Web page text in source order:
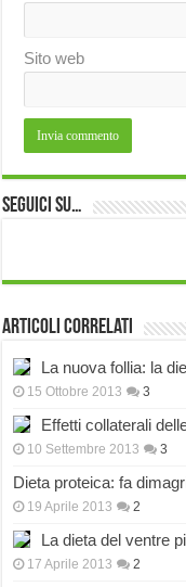
Sito web
Seguici su…
Articoli correlati
La nuova follia: la
15 Ottobre 2013 3
Effetti collaterali
10 Settembre 2013 3
Dieta proteica: fa
19 Aprile 2013 2
La dieta del ventre
17 Aprile 2013 2